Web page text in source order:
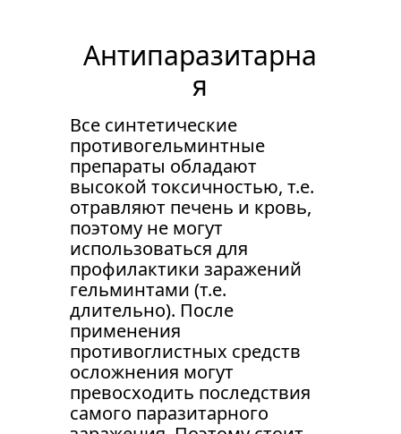
Антипаразитарна
я
Все синтетические
противогельминтные
препараты обладают
высокой токсичностью, т.е.
отравляют печень и кровь,
поэтому не могут
использоваться для
профилактики заражений
гельминтами (т.е.
длительно). После
применения
противоглистных средств
осложнения могут
превосходить последствия
самого паразитарного